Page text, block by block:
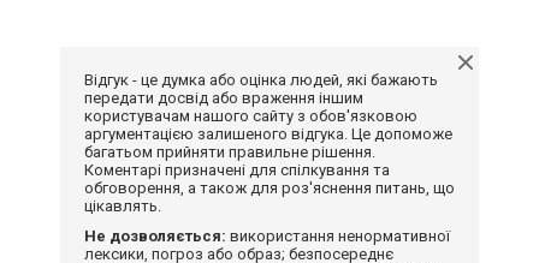
Відгук - це думка або оцінка людей, які бажають
передати досвід або враження іншим
користувачам нашого сайту з обов'язковою
аргументацією залишеного відгука. Це допоможе
багатьом прийняти правильне рішення.
Коментарі призначені для спілкування та
обговорення, а також для роз'яснення питань, що
цікавлять.
Не дозволяється: використання ненормативної
лексики, погроз або образ; безпосереднє